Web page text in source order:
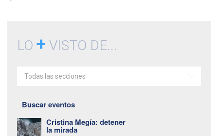
LO + VISTO DE...
Todas las secciones
Buscar eventos
Cristina Megía: detener
la mirada